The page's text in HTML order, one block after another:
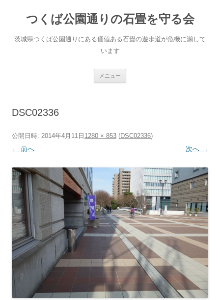
へ
ス
つくば公園通りの石畳を守る会
茨城県つくば公園通りにある価値ある石畳の遊歩道が危機に瀕して
います
メニュー
DSC02336
公開日時: 2014年4月11日 1280 × 853 (DSC02336)
← 前へ 次へ →